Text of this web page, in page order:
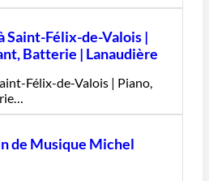
Saint-Félix-de-Valois |
Batterie | Lanaudière
Félix-de-Valois | Piano,
de Musique Michel